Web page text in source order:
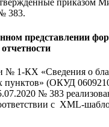
приказом
383.
представлении
№ 1-КХ «Сведения о
пунктов» (ОКУД
№ 383
с XML-